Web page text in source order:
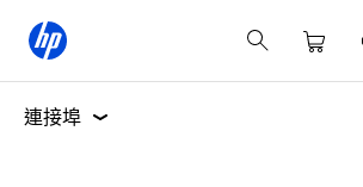
性能與時尚 娛樂 會議
連接埠